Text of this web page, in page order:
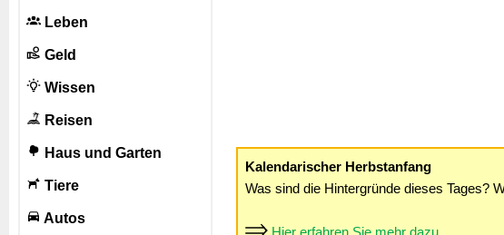
Leben
Geld
Wissen
Reisen
Haus und Garten
Tiere
Autos
Kalendarischer Herbstanfang
Was sind die Hintergründe dieses Tages?